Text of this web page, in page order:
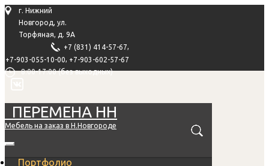
г. Нижний
Новгород, ул.
Торфяная, д. 9А
+7 (831) 414-57-67,
+7-903-055-10-00, +7-903-602-57-67
8:00-17:00 (без выходных)
ПЕРЕМЕНА НН
Мебель на заказ в Н.Новгороде
Портфолио